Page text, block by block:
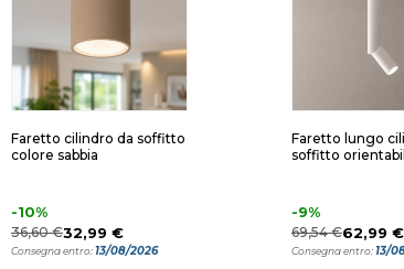
Faretto cilindro da soffitto
colore sabbia
-10%
36,60 €32,99 €
Consegna entro:13/08/2026
Faretto lungo
soffitto
-9%
69,54 €62,99 €
Consegna entro:13/